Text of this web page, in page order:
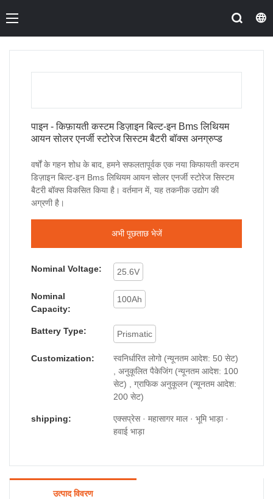
पाइन - किफ़ायती कस्टम डिज़ाइन बिल्ट-इन Bms लिथियम
आयन सोलर एनर्जी स्टोरेज सिस्टम बैटरी बॉक्स अनग्रुप्ड
वर्षों के गहन शोध के बाद, हमने सफलतापूर्वक एक नया किफायती कस्टम
डिज़ाइन बिल्ट-इन Bms लिथियम आयन सोलर एनर्जी स्टोरेज सिस्टम
बैटरी बॉक्स विकसित किया है। वर्तमान में, यह तकनीक उद्योग की
अग्रणी है।
अभी पूछताछ भेजें
Nominal Voltage: 25.6V
Nominal
Capacity:
100Ah
Battery Type: Prismatic
Customization:
स्वनिर्धारित लोगो (न्यूनतम आदेश: 50 सेट)
, अनुकूलित पैकेजिंग (न्यूनतम आदेश: 100
सेट) , ग्राफिक अनुकूलन (न्यूनतम आदेश:
200 सेट)
shipping:
एक्सप्रेस · महासागर माल · भूमि भाड़ा ·
हवाई भाड़ा
उत्पाद विवरण